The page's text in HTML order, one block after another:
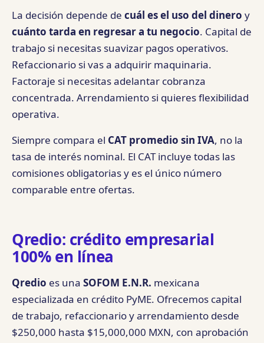
La decisión depende de cuál es el uso del dinero y
cuánto tarda en regresar a tu negocio. Capital de
trabajo si necesitas suavizar pagos operativos.
Refaccionario si vas a adquirir maquinaria.
Factoraje si necesitas adelantar cobranza
concentrada. Arrendamiento si quieres flexibilidad
operativa.
Siempre compara el CAT promedio sin IVA, no la
tasa de interés nominal. El CAT incluye todas las
comisiones obligatorias y es el único número
comparable entre ofertas.
Qredio: crédito empresarial
100% en línea
Qredio es una SOFOM E.N.R. mexicana
especializada en crédito PyME. Ofrecemos capital
de trabajo, refaccionario y arrendamiento desde
$250,000 hasta $15,000,000 MXN, con aprobación